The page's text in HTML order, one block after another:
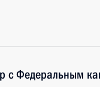
с Федеральным